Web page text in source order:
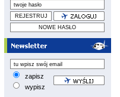
zapisz
wypisz